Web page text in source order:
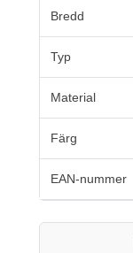
Bredd
Typ
Material
Färg
EAN-nummer